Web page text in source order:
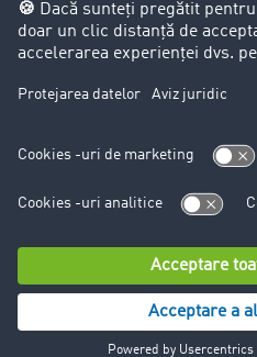
Protecția datelor
Cookie-Einstellungen
Support
© TIMOCOM GmbH 2024.